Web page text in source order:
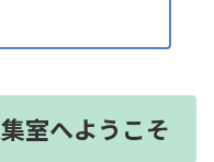
室へようこそ